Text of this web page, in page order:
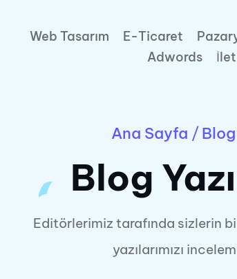
Web Tasarım E-Ticaret
Adwords
Ana Sayfa /Blog
Blog
Editörlerimiz tarafında sizlerin
yazılarımızı